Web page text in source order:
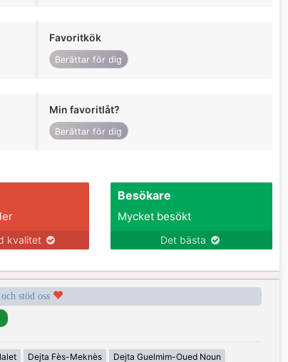
Favoritkök
Berättar för dig
Min favoritlåt?
Berättar för dig
kvalitet
Besökare
Mycket besökt
Det bästa
stöd oss
Dejta Fès-Meknès Dejta Guelmim-Oued Noun